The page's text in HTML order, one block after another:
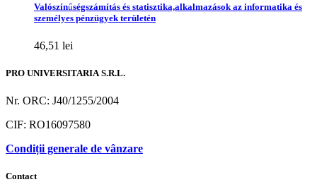
Valószínűségszámítás és statisztika,alkalmazások az informatika és
személyes pénzügyek területén
46,51 lei
PRO UNIVERSITARIA S.R.L.
Nr. ORC: J40/1255/2004
CIF: RO16097580
Condiții generale de vânzare
Contact